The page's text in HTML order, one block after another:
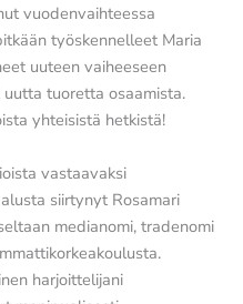
vuodenvaihteessa
työskennelleet Maria
uuteen vaiheeseen
tuoretta osaamista.
yhteisistä hetkistä!
vastaavaksi
siirtynyt Rosamari
medianomi, tradenomi
harjoittelijani